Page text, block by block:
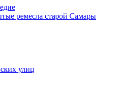
ремесла старой Самары
улиц